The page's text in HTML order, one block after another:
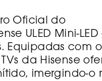
Oficial do
ULED Mini-
Equipadas com o
da Hisense
imergindo-o